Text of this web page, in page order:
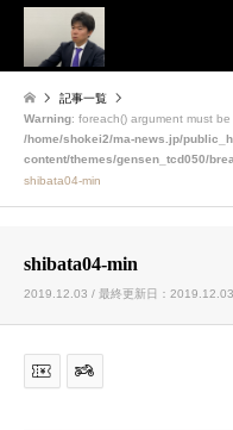
記事一覧
Warning: foreach() argument must
/home/shokei2/ma-news.jp/
content/themes/gensen_tcd050/
shibata04-min
shibata04-min
2019.12.03 / 最終更新日：2019.12.03